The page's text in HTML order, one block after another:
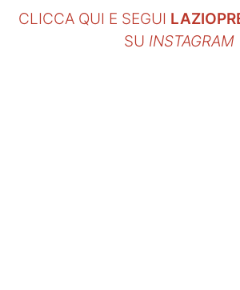
CLICCA QUI E SEGUI
SU INSTAGRAM